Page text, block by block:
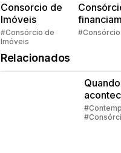
Consorcio de
Imóveis
#Consórcio de
Imóveis
Quem
#Consórcio
Relacionados
Quando
no